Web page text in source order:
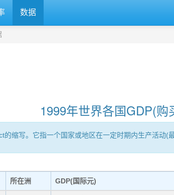
数据
1999年世界各国GDP(购
缩写。它指一个国家或地区在一定时期内生产活动(
所在洲 GDP(国际元)